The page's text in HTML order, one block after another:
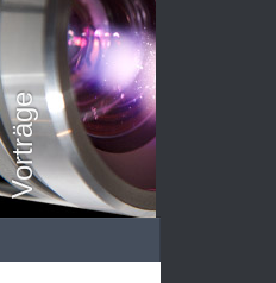
Vorträge